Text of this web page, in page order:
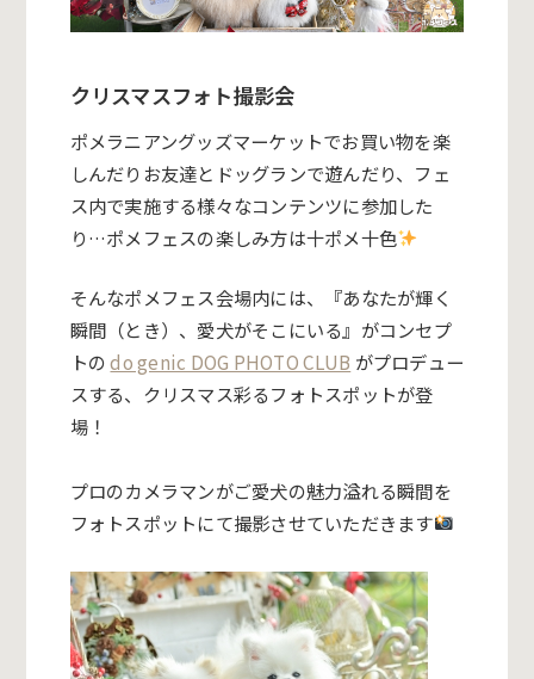
クリスマスフォト撮影会
ポメラニアングッズマーケットでお買い物を楽
しんだりお友達とドッグランで遊んだり、フェ
ス内で実施する様々なコンテンツに参加した
り…ポメフェスの楽しみ方は十ポメ十色
そんなポメフェス会場内には、『あなたが輝く
瞬間（とき）、愛犬がそこにいる』がコンセプ
トの do genic DOG PHOTO CLUB がプロデュー
スする、クリスマス彩るフォトスポットが登
場！
プロのカメラマンがご愛犬の魅力溢れる瞬間を
フォトスポットにて撮影させていただきます